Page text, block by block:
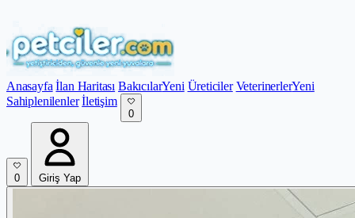
Anasayfa İlan Haritası BakıcılarYeni Üreticiler VeterinerlerYeni
Sahiplenilenler İletişim
0
0 Giriş Yap